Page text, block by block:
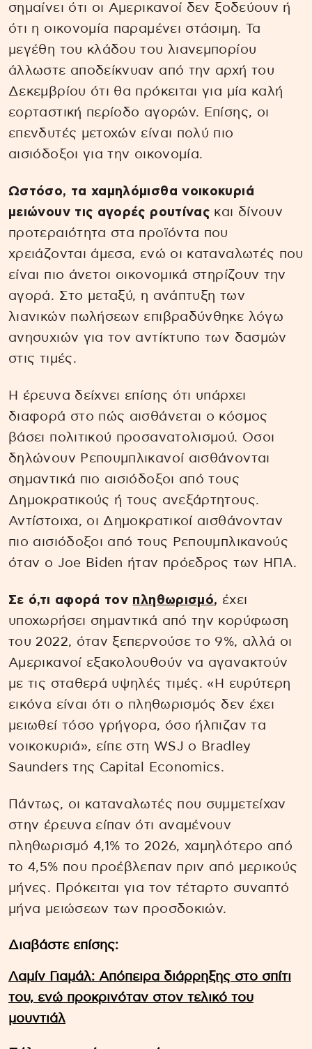
σημαίνει ότι οι Αμερικανοί δεν ξοδεύουν ή
ότι η οικονομία παραμένει στάσιμη. Τα
μεγέθη του κλάδου του λιανεμπορίου
άλλωστε αποδείκνυαν από την αρχή του
Δεκεμβρίου ότι θα πρόκειται για μία καλή
εορταστική περίοδο αγορών. Επίσης, οι
επενδυτές μετοχών είναι πολύ πιο
αισιόδοξοι για την οικονομία.
Ωστόσο, τα χαμηλόμισθα νοικοκυριά
μειώνουν τις αγορές ρουτίνας και δίνουν
προτεραιότητα στα προϊόντα που
χρειάζονται άμεσα, ενώ οι καταναλωτές που
είναι πιο άνετοι οικονομικά στηρίζουν την
αγορά. Στο μεταξύ, η ανάπτυξη των
λιανικών πωλήσεων επιβραδύνθηκε λόγω
ανησυχιών για τον αντίκτυπο των δασμών
στις τιμές.
Η έρευνα δείχνει επίσης ότι υπάρχει
διαφορά στο πώς αισθάνεται ο κόσμος
βάσει πολιτικού προσανατολισμού. Οσοι
δηλώνουν Ρεπουμπλικανοί αισθάνονται
σημαντικά πιο αισιόδοξοι από τους
Δημοκρατικούς ή τους ανεξάρτητους.
Αντίστοιχα, οι Δημοκρατικοί αισθάνονταν
πιο αισιόδοξοι από τους Ρεπουμπλικανούς
όταν ο Joe Biden ήταν πρόεδρος των ΗΠΑ.
Σε ό,τι αφορά τον πληθωρισμό, έχει
υποχωρήσει σημαντικά από την κορύφωση
του 2022, όταν ξεπερνούσε το 9%, αλλά οι
Αμερικανοί εξακολουθούν να αγανακτούν
με τις σταθερά υψηλές τιμές. «Η ευρύτερη
εικόνα είναι ότι ο πληθωρισμός δεν έχει
μειωθεί τόσο γρήγορα, όσο ήλπιζαν τα
νοικοκυριά», είπε στη WSJ ο Bradley
Saunders της Capital Economics.
Πάντως, οι καταναλωτές που συμμετείχαν
στην έρευνα είπαν ότι αναμένουν
πληθωρισμό 4,1% το 2026, χαμηλότερο από
το 4,5% που προέβλεπαν πριν από μερικούς
μήνες. Πρόκειται για τον τέταρτο συναπτό
μήνα μειώσεων των προσδοκιών.
Διαβάστε επίσης:
Λαμίν Γιαμάλ: Απόπειρα διάρρηξης στο σπίτι
του, ενώ προκρινόταν στον τελικό του
μουντιάλ